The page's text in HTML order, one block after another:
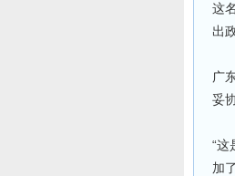
这
出
广
妥
“这
加